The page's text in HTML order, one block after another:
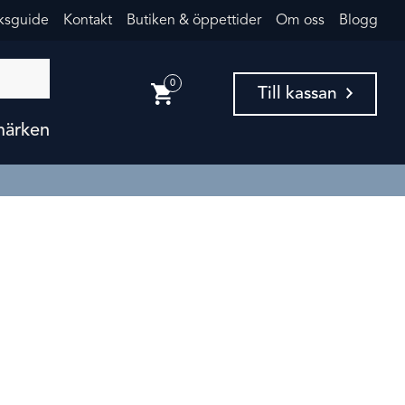
Kontakt Butiken & öppettider Om oss Blogg
0
Till kassan